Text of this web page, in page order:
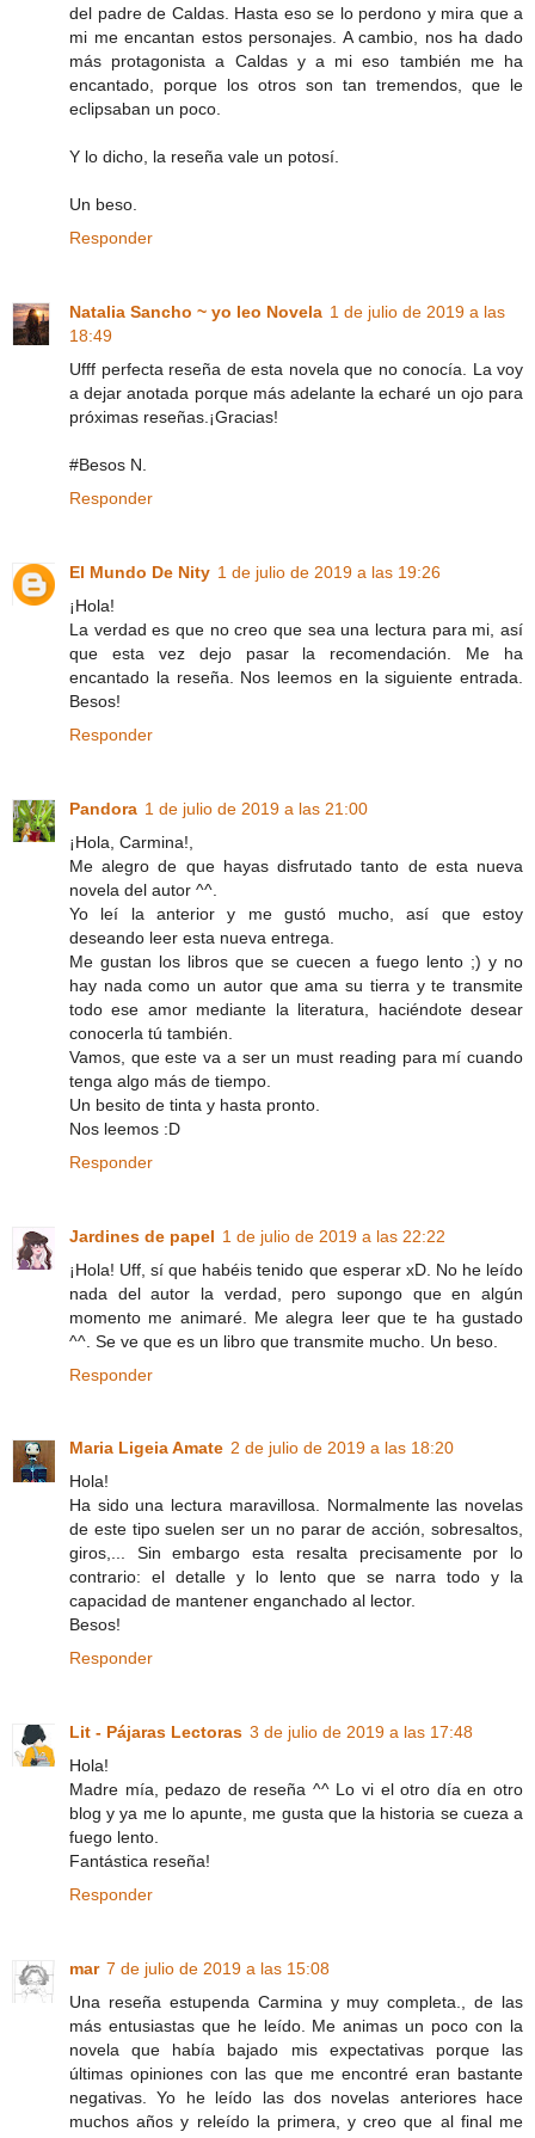
del padre de Caldas. Hasta eso se lo perdono y mira que a
mi me encantan estos personajes. A cambio, nos ha dado
más protagonista a Caldas y a mi eso también me ha
encantado, porque los otros son tan tremendos, que le
eclipsaban un poco.
Y lo dicho, la reseña vale un potosí.
Un beso.
Responder
Natalia Sancho ~ yo leo Novela 1 de julio de 2019 a las
18:49
Ufff perfecta reseña de esta novela que no conocía. La voy
a dejar anotada porque más adelante la echaré un ojo para
próximas reseñas.¡Gracias!
#Besos N.
Responder
El Mundo De Nity 1 de julio de 2019 a las 19:26
¡Hola!
La verdad es que no creo que sea una lectura para mi, así
que esta vez dejo pasar la recomendación. Me ha
encantado la reseña. Nos leemos en la siguiente entrada.
Besos!
Responder
Pandora 1 de julio de 2019 a las 21:00
¡Hola, Carmina!,
Me alegro de que hayas disfrutado tanto de esta nueva
novela del autor ^^.
Yo leí la anterior y me gustó mucho, así que estoy
deseando leer esta nueva entrega.
Me gustan los libros que se cuecen a fuego lento ;) y no
hay nada como un autor que ama su tierra y te transmite
todo ese amor mediante la literatura, haciéndote desear
conocerla tú también.
Vamos, que este va a ser un must reading para mí cuando
tenga algo más de tiempo.
Un besito de tinta y hasta pronto.
Nos leemos :D
Responder
Jardines de papel 1 de julio de 2019 a las 22:22
¡Hola! Uff, sí que habéis tenido que esperar xD. No he leído
nada del autor la verdad, pero supongo que en algún
momento me animaré. Me alegra leer que te ha gustado
^^. Se ve que es un libro que transmite mucho. Un beso.
Responder
Maria Ligeia Amate 2 de julio de 2019 a las 18:20
Hola!
Ha sido una lectura maravillosa. Normalmente las novelas
de este tipo suelen ser un no parar de acción, sobresaltos,
giros,... Sin embargo esta resalta precisamente por lo
contrario: el detalle y lo lento que se narra todo y la
capacidad de mantener enganchado al lector.
Besos!
Responder
Lit - Pájaras Lectoras 3 de julio de 2019 a las 17:48
Hola!
Madre mía, pedazo de reseña ^^ Lo vi el otro día en otro
blog y ya me lo apunte, me gusta que la historia se cueza a
fuego lento.
Fantástica reseña!
Responder
mar 7 de julio de 2019 a las 15:08
Una reseña estupenda Carmina y muy completa., de las
más entusiastas que he leído. Me animas un poco con la
novela que había bajado mis expectativas porque las
últimas opiniones con las que me encontré eran bastante
negativas. Yo he leído las dos novelas anteriores hace
muchos años y releído la primera, y creo que al final me